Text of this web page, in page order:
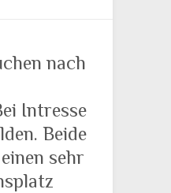
nach
Intresse
Beide
sehr